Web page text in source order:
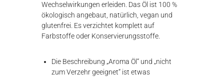
Wechselwirkungen erleiden. Das Öl ist 100 %
ökologisch angebaut, natürlich, vegan und
glutenfrei. Es verzichtet komplett auf
Farbstoffe oder Konservierungsstoffe.
Die Beschreibung „Aroma Öl“ und „nicht
zum Verzehr geeignet“ ist etwas